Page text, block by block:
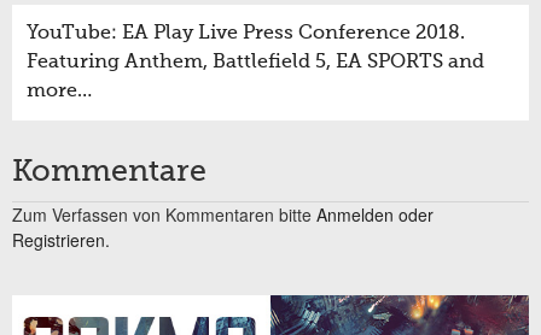
YouTube: EA Play Live Press Conference 2018.
Featuring Anthem, Battlefield 5, EA SPORTS and
more…
Kommentare
Zum Verfassen von Kommentaren bitte Anmelden oder
Registrieren.